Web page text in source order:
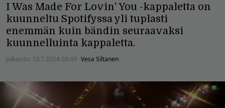
I Was Made For Lovin' You -kappaletta on
kuunneltu Spotifyssa yli tuplasti
enemmän kuin bändin seuraavaksi
kuunnelluinta kappaletta.
Julkaistu: 10.7.2024 08:49 Vesa Siltanen